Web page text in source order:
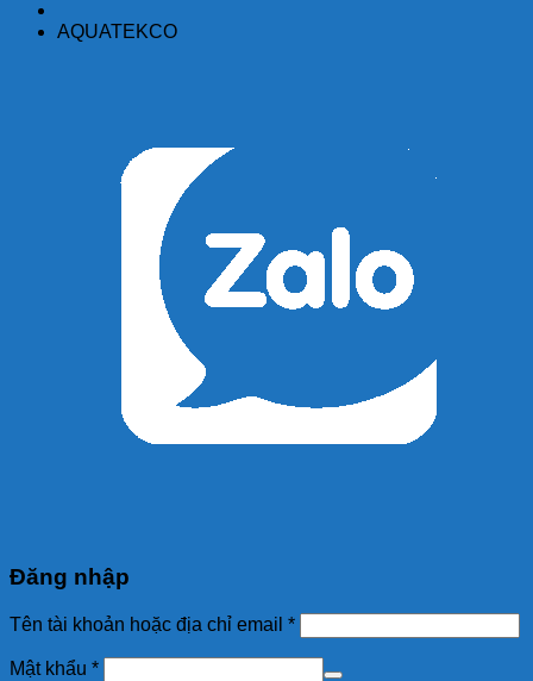
AQUATEKCO
Đăng nhập
Tên tài khoản hoặc địa chỉ email *
Mật khẩu *